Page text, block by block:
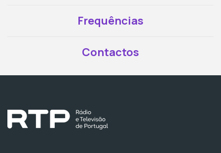
Frequências
Contactos